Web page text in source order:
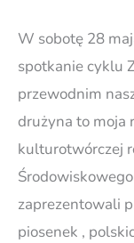
W sobotę 28
spotkanie cyklu
przewodnim
drużyna to moja
kulturotwórczej
zaprezentowali
piosenek ,